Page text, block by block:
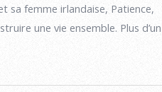
sa femme irlandaise, Patience,
une vie ensemble. Plus d’un